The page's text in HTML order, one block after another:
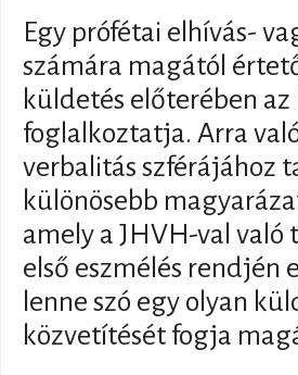
Egy prófétai elhívás-
számára magától
küldetés előterében
foglalkoztatja. Arra
verbalitás szférájához
különösebb
amely a JHVH-val való
első eszmélés rendjén
lenne szó egy olyan
közvetítését fogja